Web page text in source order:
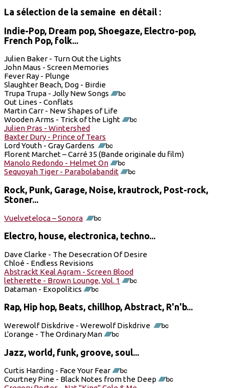
La sélection de la semaine en détail :
Indie-Pop, Dream pop, Shoegaze, Electro-pop,
French Pop, folk...
Julien Baker - Turn Out the Lights
John Maus - Screen Memories
Fever Ray - Plunge
Slaughter Beach, Dog - Birdie
Trupa Trupa - Jolly New Songs
Out Lines - Conflats
Martin Carr - New Shapes of Life
Wooden Arms - Trick of the Light
Julien Pras - Wintershed
Baxter Dury - Prince of Tears
Lord Youth - Gray Gardens
Florent Marchet – Carré 35 (Bande originale du film)
Manolo Redondo - Helmet On
Sequoyah Tiger - Parabolabandit
Rock, Punk, Garage, Noise, krautrock, Post-rock,
Stoner...
Vuelveteloca – Sonora
Electro, house, electronica, techno...
Dave Clarke - The Desecration Of Desire
Chloé - Endless Revisions
Abstrackt Keal Agram - Screen Blood
letherette - Brown Lounge, Vol. 1
Dataman - Exopolitics
Rap, Hip hop, Beats, chillhop, Abstract, R'n'b...
Werewolf Diskdrive - Werewolf Diskdrive
L'orange - The Ordinary Man
Jazz, world, funk, groove, soul...
Curtis Harding - Face Your Fear
Courtney Pine - Black Notes from the Deep